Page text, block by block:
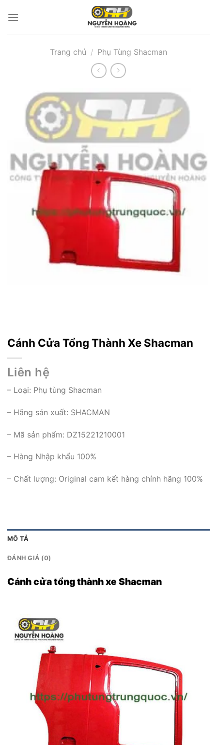
qua
Trang chủ / Phụ Tùng Shacman
Cánh Cửa Tổng Thành Xe Shacman
Liên hệ
– Loại: Phụ tùng Shacman
– Hãng sản xuất: SHACMAN
– Mã sản phẩm: DZ15221210001
– Hàng Nhập khẩu 100%
– Chất lượng: Original cam kết hàng chính hãng 100%
MÔ TẢ
ĐÁNH GIÁ (0)
Cánh cửa tổng thành xe Shacman